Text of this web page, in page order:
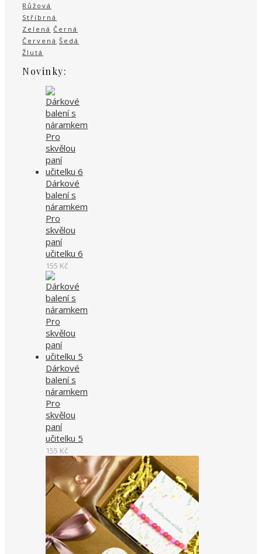
Růžová
Stříbrná
Zelená Černá
Červená Šedá
Žlutá
Novinky:
Dárkové
balení s
náramkem
Pro
skvělou
paní
učitelku 6
155 Kč
Dárkové
balení s
náramkem
Pro
skvělou
paní
učitelku 5
155 Kč